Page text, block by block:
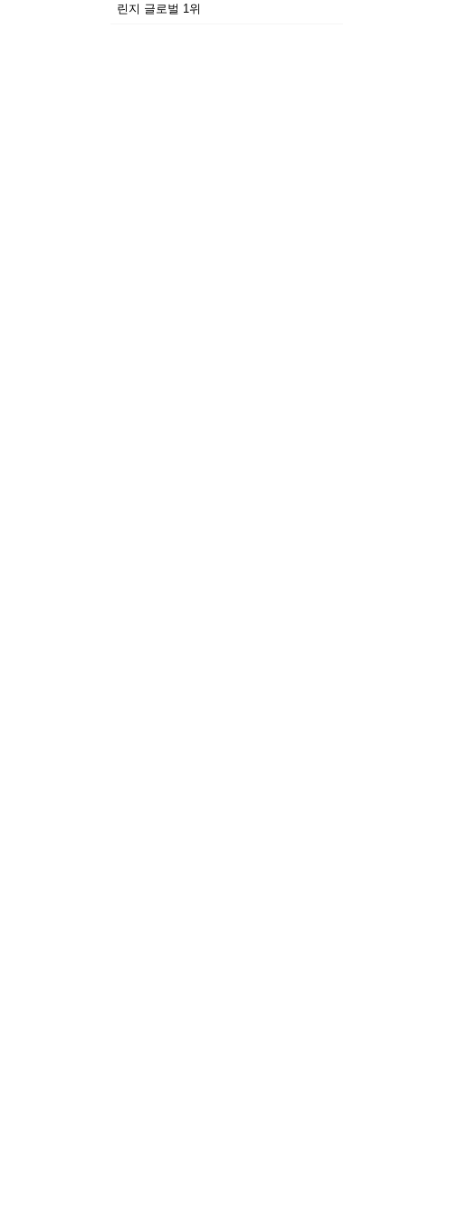
린지 글로벌 1위